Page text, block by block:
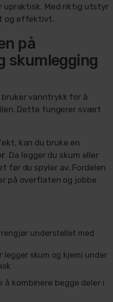
Med riktig utstyr
og effektivt.
på
skumlegging
bruker vanntrykk for å
Dette fungerer svært
kan du bruke en
. Da legger du skum eller
før du spyler av. Fordelen
på overflaten og jobbe
rengjør understellet med
legger skum og kjemi under
kombinere begge deler i